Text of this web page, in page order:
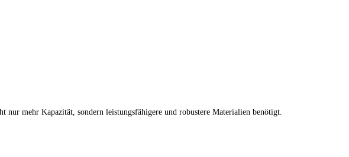
mehr Kapazität, sondern leistungsfähigere und robustere Materialien benötigt.